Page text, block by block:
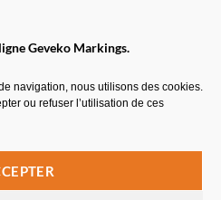
Geveko Markings.
navigation, nous utilisons des cookies.
ou refuser l’utilisation de ces